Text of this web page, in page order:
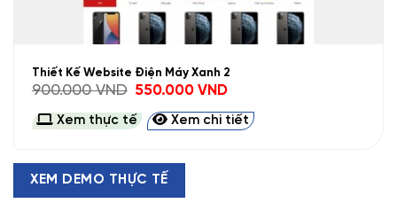
Thiết Kế Website Điện Máy Xanh 2
900.000VND
Giá
là:
900.000 VND.
550.000VNDGiá
tại
là:
550.000 VND.
Xem thực tế Xem chi tiết
XEM DEMO THỰC TẾ